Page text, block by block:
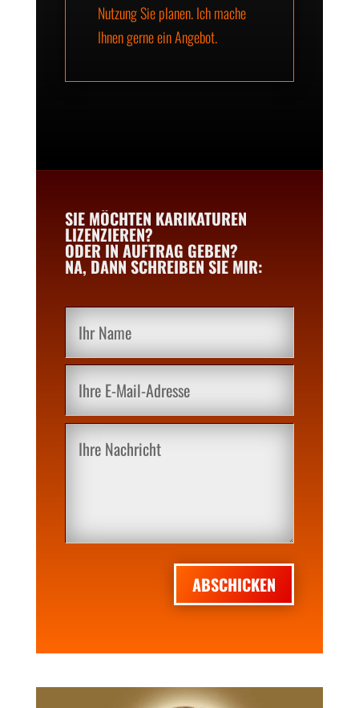
Nutzung Sie planen. Ich mache
Ihnen gerne ein Angebot.
SIE MÖCHTEN KARIKATUREN
LIZENZIEREN?
ODER IN AUFTRAG GEBEN?
NA, DANN SCHREIBEN SIE MIR:
ABSCHICKEN